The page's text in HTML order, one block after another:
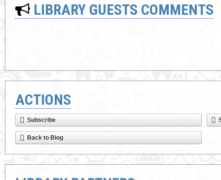
LIBRARY GUESTS COMMENTS
ACTIONS
Subscribe
Back to Blog